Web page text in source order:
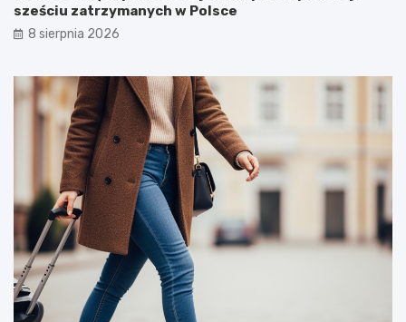
sześciu zatrzymanych w Polsce
8 sierpnia 2026